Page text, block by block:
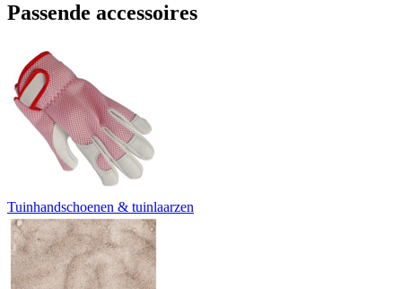
Passende accessoires
Tuinhandschoenen & tuinlaarzen